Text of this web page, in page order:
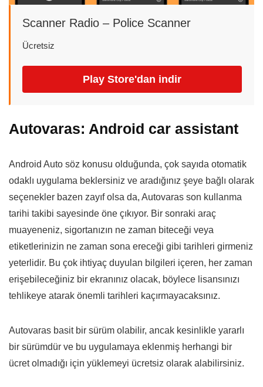
Scanner Radio – Police Scanner
Ücretsiz
Play Store'dan indir
Autovaras: Android car assistant
Android Auto söz konusu olduğunda, çok sayıda otomatik
odaklı uygulama beklersiniz ve aradığınız şeye bağlı olarak
seçenekler bazen zayıf olsa da, Autovaras son kullanma
tarihi takibi sayesinde öne çıkıyor. Bir sonraki araç
muayeneniz, sigortanızın ne zaman biteceği veya
etiketlerinizin ne zaman sona ereceği gibi tarihleri girmeniz
yeterlidir. Bu çok ihtiyaç duyulan bilgileri içeren, her zaman
erişebileceğiniz bir ekranınız olacak, böylece lisansınızı
tehlikeye atarak önemli tarihleri kaçırmayacaksınız.
Autovaras basit bir sürüm olabilir, ancak kesinlikle yararlı
bir sürümdür ve bu uygulamaya eklenmiş herhangi bir
ücret olmadığı için yüklemeyi ücretsiz olarak alabilirsiniz.